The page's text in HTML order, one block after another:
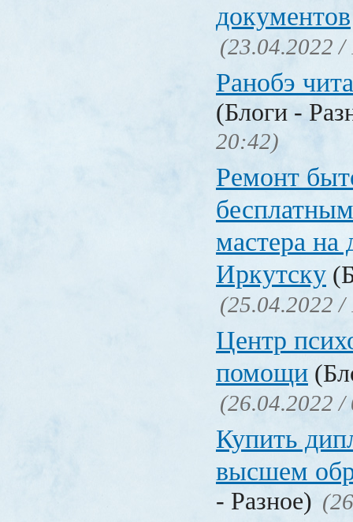
документов
(23.04.2022 /
Ранобэ
(Блоги -
20:42)
Ремонт
мастера на
Иркутску
(25.04.2022 /
Центр
помощи
(26.04.2022 /
Купить
высшем
- Разное)